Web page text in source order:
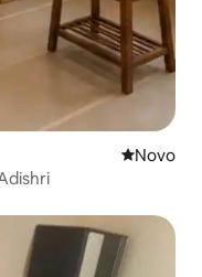
Novo
Novo